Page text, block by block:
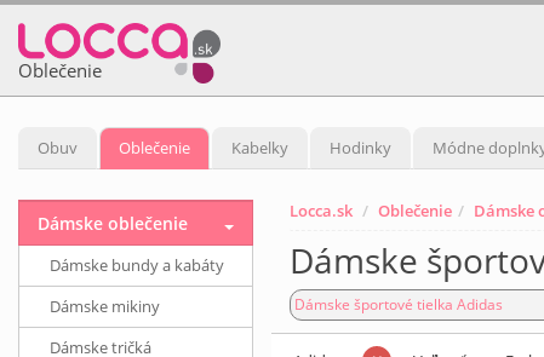
Oblečenie
Obuv Oblečenie Kabelky Hodinky Módne
Locca.sk Oblečenie Dámske
Dámske
Dámske športové tielka Adidas
Dámske oblečenie
Dámske bundy a kabáty
Dámske mikiny
Dámske tričká